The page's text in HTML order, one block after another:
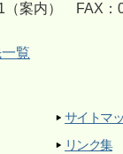
（案内） FAX：
覧
サイトマ
リンク集